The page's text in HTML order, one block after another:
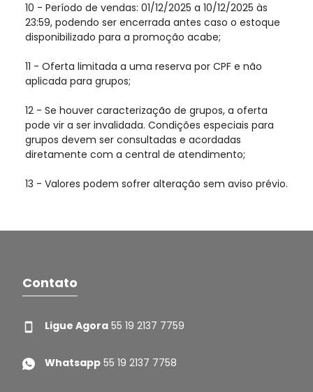
10 - Período de vendas: 01/12/2025 a 10/12/2025 às
23:59, podendo ser encerrada antes caso o estoque
disponibilizado para a promoção acabe;
11 - Oferta limitada a uma reserva por CPF e não
aplicada para grupos;
12 - Se houver caracterização de grupos, a oferta
pode vir a ser invalidada. Condições especiais para
grupos devem ser consultadas e acordadas
diretamente com a central de atendimento;
13 - Valores podem sofrer alteração sem aviso prévio.
Contato
Ligue Agora 55 19 2137 7759
Whatsapp 55 19 2137 7758